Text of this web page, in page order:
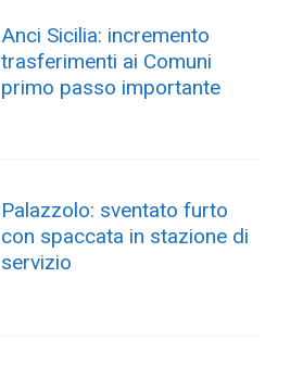
Anci Sicilia: incremento
trasferimenti ai Comuni
primo passo importante
Palazzolo: sventato furto
con spaccata in stazione di
servizio